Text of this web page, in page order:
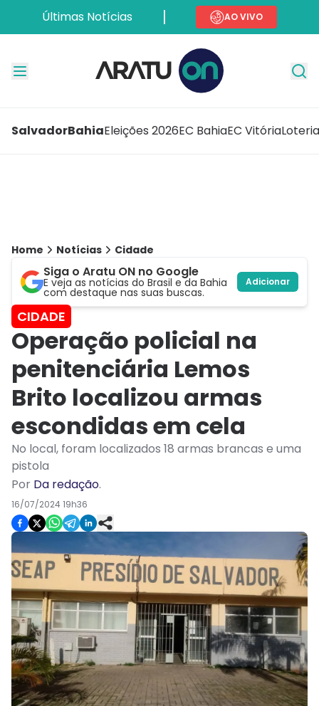
Últimas Notícias AO VIVO
SalvadorBahiaEleições 2026EC BahiaEC Vitória
Home Notícias Cidade
Siga o Aratu ON no Google
E veja as notícias do Brasil e da Bahia
com destaque nas suas buscas.
Adicionar
CIDADE
Operação policial na
penitenciária Lemos
Brito localizou armas
escondidas em cela
No local, foram localizados 18 armas brancas e uma
pistola
Por Da redação.
16/07/2024 19h36